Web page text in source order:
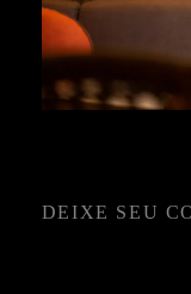
DEIXE SEU